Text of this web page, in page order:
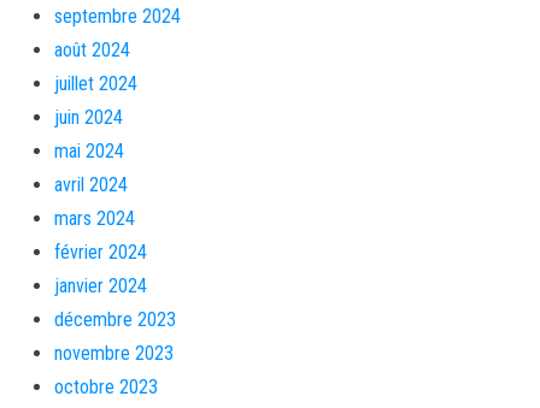
septembre 2024
août 2024
juillet 2024
juin 2024
mai 2024
avril 2024
mars 2024
février 2024
janvier 2024
décembre 2023
novembre 2023
octobre 2023